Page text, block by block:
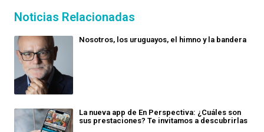
Noticias Relacionadas
Nosotros, los uruguayos, el himno y la bandera
La nueva app de En Perspectiva: ¿Cuáles son
sus prestaciones? Te invitamos a descubrirlas